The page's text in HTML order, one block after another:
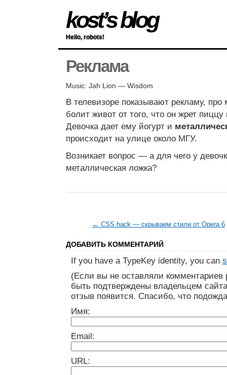
kost’s blog
Hello, robots!
Реклама
Music: Jah Lion — Wisdom
В телевизоре показывают рекламу, про
болит живот от того, что он жрет
Девочка дает ему йогурт и
происходит на улице около МГУ.
Возникает вопрос — а для чего у
металлическая ложка?
← CSS hack — скрываем стили от Opera 6
ДОБАВИТЬ КОММЕНТАРИЙ
If you have a TypeKey identity, you can
(Если вы не оставляли
быть подтверждены владельцем
отзыв появится. Спасибо, что
Имя:
Email:
URL: